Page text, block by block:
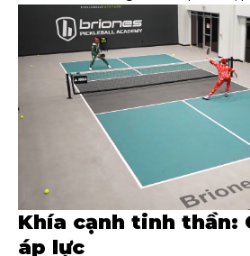
Khía cạnh tinh thần:
áp lực